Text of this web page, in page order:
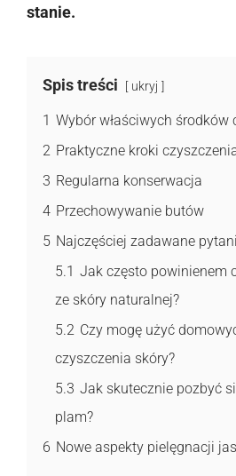
stanie.
Spis treści ukryj
1 Wybór właściwych środków
2 Praktyczne kroki
3 Regularna konserwacja
4 Przechowywanie butów
5 Najczęściej zadawane
5.1 Jak często powinienem
ze skóry naturalnej?
5.2 Czy mogę użyć
czyszczenia skóry?
5.3 Jak skutecznie pozbyć
plam?
6 Nowe aspekty pielęgnacji